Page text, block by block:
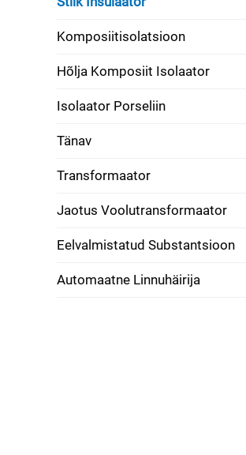
Komposiitisolatsioon
Hõlja Komposiit Isolaator
Isolaator Porseliin
Tänav
Transformaator
Jaotus Voolutransformaator
Eelvalmistatud Substantsioon
Automaatne Linnuhäirija